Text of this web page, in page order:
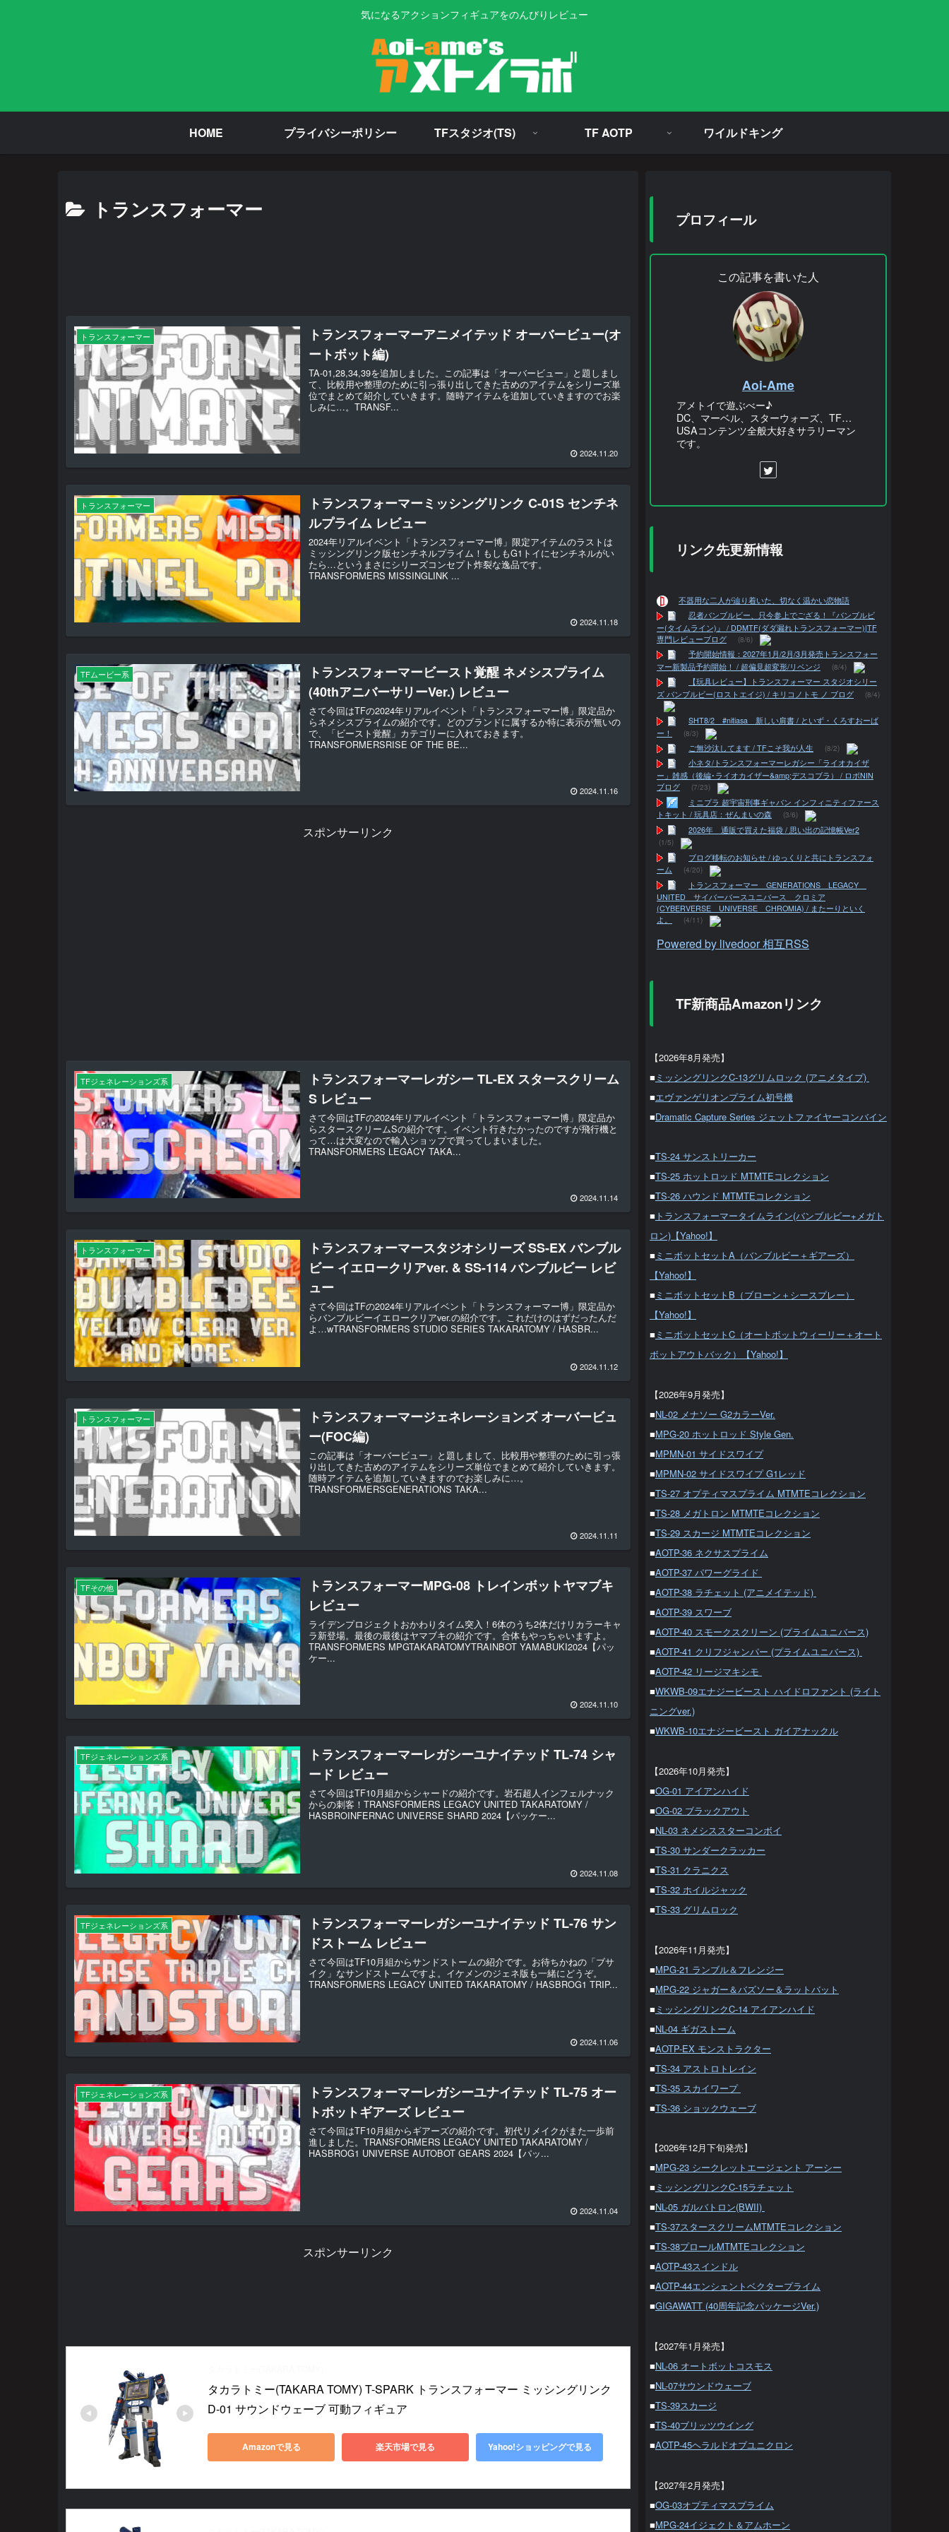
気になるアクションフィギュアをのんびりレビュー
HOME プライバシーポリシー TFスタジオ(TS) TF AOTP ワイルドキング
トランスフォーマー
トランスフォーマー
トランスフォーマーアニメイテッド オーバービュー(オ
ートボット編)
TA-01,28,34,39を追加しました。この記事は「オーバービュー」と題しまし
て、比較用や整理のために引っ張り出してきた古めのアイテムをシリーズ単
位でまとめて紹介していきます。随時アイテムを追加していきますのでお楽
しみに…。TRANSF...
2024.11.20
トランスフォーマー
トランスフォーマーミッシングリンク C-01S センチネ
ルプライム レビュー
2024年リアルイベント「トランスフォーマー博」限定アイテムのラストは
ミッシングリンク版センチネルプライム！もしもG1トイにセンチネルがい
たら…というまさにシリーズコンセプト炸裂な逸品です。
TRANSFORMERS MISSINGLINK ...
2024.11.18
TFムービー系
トランスフォーマービースト覚醒 ネメシスプライム
(40thアニバーサリーVer.) レビュー
さて今回はTFの2024年リアルイベント「トランスフォーマー博」限定品か
らネメシスプライムの紹介です。どのブランドに属するか特に表示が無いの
で、「ビースト覚醒」カテゴリーに入れておきます。
TRANSFORMERSRISE OF THE BE...
2024.11.16
スポンサーリンク
TFジェネレーションズ系
トランスフォーマーレガシー TL-EX スタースクリーム
S レビュー
さて今回はTFの2024年リアルイベント「トランスフォーマー博」限定品か
らスタースクリームSの紹介です。イベント行きたかったのですが飛行機と
って…は大変なので輸入ショップで買ってしまいました。
TRANSFORMERS LEGACY TAKA...
2024.11.14
トランスフォーマー
トランスフォーマースタジオシリーズ SS-EX バンブル
ビー イエロークリアver. & SS-114 バンブルビー レビ
ュー
さて今回はTFの2024年リアルイベント「トランスフォーマー博」限定品か
らバンブルビーイエロークリアver.の紹介です。これだけのはずだったんだ
よ…wTRANSFORMERS STUDIO SERIES TAKARATOMY / HASBR...
2024.11.12
トランスフォーマー
トランスフォーマージェネレーションズ オーバービュ
ー(FOC編)
この記事は「オーバービュー」と題しまして、比較用や整理のために引っ張
り出してきた古めのアイテムをシリーズ単位でまとめて紹介していきます。
随時アイテムを追加していきますのでお楽しみに…。
TRANSFORMERSGENERATIONS TAKA...
2024.11.11
TFその他
トランスフォーマーMPG-08 トレインボットヤマブキ
レビュー
ライデンプロジェクトおかわりタイム突入！6体のうち2体だけリカラーキャ
ラ新登場。最後の最後はヤマブキの紹介です。合体もやっちゃいますよ。
TRANSFORMERS MPGTAKARATOMYTRAINBOT YAMABUKI2024【パッ
ケー...
2024.11.10
TFジェネレーションズ系
トランスフォーマーレガシーユナイテッド TL-74 シャ
ード レビュー
さて今回はTF10月組からシャードの紹介です。岩石超人インフェルナック
からの刺客！TRANSFORMERS LEGACY UNITED TAKARATOMY /
HASBROINFERNAC UNIVERSE SHARD 2024【パッケー...
2024.11.08
TFジェネレーションズ系
トランスフォーマーレガシーユナイテッド TL-76 サン
ドストーム レビュー
さて今回はTF10月組からサンドストームの紹介です。お待ちかねの「ブサ
イク」なサンドストームですよ。イケメンのジェネ版も一緒にどうぞ。
TRANSFORMERS LEGACY UNITED TAKARATOMY / HASBROG1 TRIP...
2024.11.06
TFジェネレーションズ系
トランスフォーマーレガシーユナイテッド TL-75 オー
トボットギアーズ レビュー
さて今回はTF10月組からギアーズの紹介です。初代リメイクがまた一歩前
進しました。TRANSFORMERS LEGACY UNITED TAKARATOMY /
HASBROG1 UNIVERSE AUTOBOT GEARS 2024【パッ...
2024.11.04
スポンサーリンク
タカラトミー(TAKARA TOMY) T-SPARK トランスフォーマー ミッシングリンク
D-01 サウンドウェーブ 可動フィギュア
Amazonで見る 楽天市場で見る Yahoo!ショッピングで見る
プロフィール
この記事を書いた人
Aoi-Ame
アメトイで遊ぶべー♪
DC、マーベル、スターウォーズ、TF…
USAコンテンツ全般大好きサラリーマン
です。
リンク先更新情報
不器用な二人が辿り着いた、切なく温かい恋物語
忍者バンブルビー、只今参上でござる！『バンブルビ
ー(タイムライン)』 / DDMTF(ダダ漏れトランスフォーマー)|TF
専門レビューブログ
(8/6)
予約開始情報：2027年1月/2月/3月発売トランスフォー
マー新製品予約開始！ / 超偏見超変形/リベンジ
(8/4)
【玩具レビュー】トランスフォーマー スタジオシリー
ズ バンブルビー(ロストエイジ) / キリコノトモ ノ ブログ
(8/4)
SHT8/2 #nitiasa 新しい肩書 / といず・くろすおーば
ー！
(8/3)
ご無沙汰してます / TFこそ我が人生 (8/2)
小ネタ/トランスフォーマーレガシー「ライオカイザ
ー」雑感（後編･ライオカイザー&amp;デスコブラ） / ロボNIN
ブログ
(7/23)
ミニプラ 超宇宙刑事ギャバン インフィニティファース
トキット / 玩具店：ぜんまいの森
(3/6)
2026年 通販で買えた福袋 / 思い出の記憶帳Ver2
(1/5)
ブログ移転のお知らせ / ゆっくりと共にトランスフォ
ーム
(4/20)
トランスフォーマー GENERATIONS LEGACY
UNITED サイバーバースユニバース クロミア
(CYBERVERSE UNIVERSE CHROMIA) / またーりといく
よ。
(4/11)
Powered by livedoor 相互RSS
TF新商品Amazonリンク
【2026年8月発売】
■ ミッシングリンクC-13グリムロック (アニメタイプ)
■エヴァンゲリオンプライム初号機
■Dramatic Capture Series ジェットファイヤーコンバイン
■TS-24 サンストリーカー
■TS-25 ホットロッド MTMTEコレクション
■TS-26 ハウンド MTMTEコレクション
■ トランスフォーマータイムライン(バンブルビー+メガト
ロン)【Yahoo!】
■ ミニボットセットA（バンブルビー＋ギアーズ）
【Yahoo!】
■ ミニボットセットB（ブローン＋シースプレー）
【Yahoo!】
■ ミニボットセットC（オートボットウィーリー＋オート
ボットアウトバック）【Yahoo!】
【2026年9月発売】
■NL-02 メナソー G2カラーVer.
■MPG-20 ホットロッド Style Gen.
■MPMN-01 サイドスワイプ
■MPMN-02 サイドスワイプ G1レッド
■TS-27 オプティマスプライム MTMTEコレクション
■TS-28 メガトロン MTMTEコレクション
■TS-29 スカージ MTMTEコレクション
■AOTP-36 ネクサスプライム
■AOTP-37 パワーグライド
■AOTP-38 ラチェット (アニメイテッド)
■AOTP-39 スワーブ
■AOTP-40 スモークスクリーン (プライムユニバース)
■AOTP-41 クリフジャンパー (プライムユニバース)
■AOTP-42 リージマキシモ
■WKWB-09エナジービースト ハイドロファント (ライト
ニングver.)
■WKWB-10エナジービースト ガイアナックル
【2026年10月発売】
■OG-01 アイアンハイド
■OG-02 ブラックアウト
■NL-03 ネメシススターコンボイ
■TS-30 サンダークラッカー
■TS-31 クラニクス
■TS-32 ホイルジャック
■TS-33 グリムロック
【2026年11月発売】
■MPG-21 ランブル＆フレンジー
■MPG-22 ジャガー＆バズソー＆ラットバット
■ ミッシングリンクC-14 アイアンハイド
■NL-04 ギガストーム
■AOTP-EX モンストラクター
■TS-34 アストロトレイン
■TS-35 スカイワープ
■TS-36 ショックウェーブ
【2026年12月下旬発売】
■MPG-23 シークレットエージェント アーシー
■ ミッシングリンクC-15ラチェット
■NL-05 ガルバトロン(BWII)
■TS-37スタースクリームMTMTEコレクション
■TS-38プロールMTMTEコレクション
■AOTP-43スインドル
■AOTP-44エンシェントベクタープライム
■GIGAWATT (40周年記念パッケージVer.)
【2027年1月発売】
■NL-06 オートボットコスモス
■NL-07サウンドウェーブ
■TS-39スカージ
■TS-40ブリッツウイング
■AOTP-45ヘラルドオブユニクロン
【2027年2月発売】
■OG-03オプティマスプライム
■MPG-24イジェクト＆アムホーン